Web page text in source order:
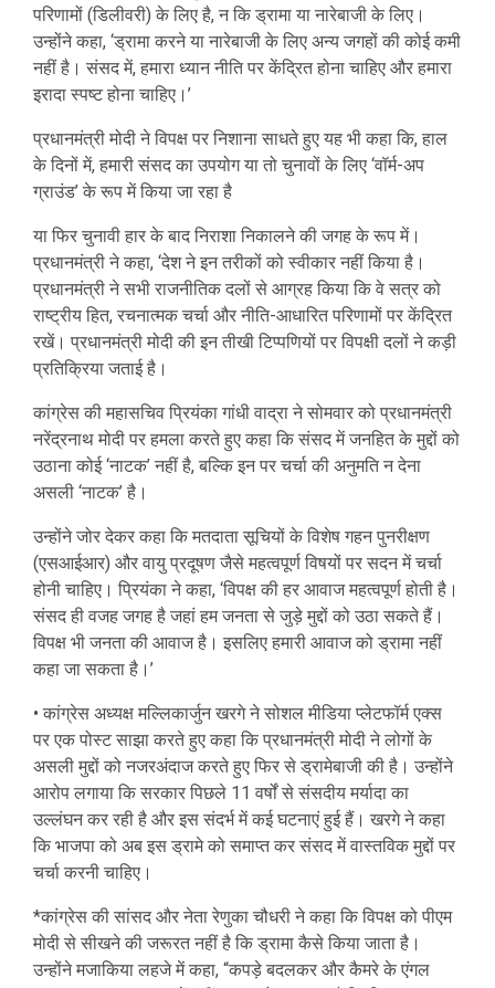
परिणामों (डिलीवरी) के लिए है, न कि ड्रामा या नारेबाजी के लिए।
उन्होंने कहा, ‘ड्रामा करने या नारेबाजी के लिए अन्य जगहों की कोई कमी
नहीं है। संसद में, हमारा ध्यान नीति पर केंद्रित होना चाहिए और हमारा
इरादा स्पष्ट होना चाहिए।’
प्रधानमंत्री मोदी ने विपक्ष पर निशाना साधते हुए यह भी कहा कि, हाल
के दिनों में, हमारी संसद का उपयोग या तो चुनावों के लिए ‘वॉर्म-अप
ग्राउंड’ के रूप में किया जा रहा है
या फिर चुनावी हार के बाद निराशा निकालने की जगह के रूप में।
प्रधानमंत्री ने कहा, ‘देश ने इन तरीकों को स्वीकार नहीं किया है।
प्रधानमंत्री ने सभी राजनीतिक दलों से आग्रह किया कि वे सत्र को
राष्ट्रीय हित, रचनात्मक चर्चा और नीति-आधारित परिणामों पर केंद्रित
रखें। प्रधानमंत्री मोदी की इन तीखी टिप्पणियों पर विपक्षी दलों ने कड़ी
प्रतिक्रिया जताई है।
कांग्रेस की महासचिव प्रियंका गांधी वाद्रा ने सोमवार को प्रधानमंत्री
नरेंद्रनाथ मोदी पर हमला करते हुए कहा कि संसद में जनहित के मुद्दों को
उठाना कोई ‘नाटक’ नहीं है, बल्कि इन पर चर्चा की अनुमति न देना
असली ‘नाटक’ है।
उन्होंने जोर देकर कहा कि मतदाता सूचियों के विशेष गहन पुनरीक्षण
(एसआईआर) और वायु प्रदूषण जैसे महत्वपूर्ण विषयों पर सदन में चर्चा
होनी चाहिए। प्रियंका ने कहा, ‘विपक्ष की हर आवाज महत्वपूर्ण होती है।
संसद ही वजह जगह है जहां हम जनता से जुड़े मुद्दों को उठा सकते हैं।
विपक्ष भी जनता की आवाज है। इसलिए हमारी आवाज को ड्रामा नहीं
कहा जा सकता है।’
• कांग्रेस अध्यक्ष मल्लिकार्जुन खरगे ने सोशल मीडिया प्लेटफॉर्म एक्स
पर एक पोस्ट साझा करते हुए कहा कि प्रधानमंत्री मोदी ने लोगों के
असली मुद्दों को नजरअंदाज करते हुए फिर से ड्रामेबाजी की है। उन्होंने
आरोप लगाया कि सरकार पिछले 11 वर्षों से संसदीय मर्यादा का
उल्लंघन कर रही है और इस संदर्भ में कई घटनाएं हुई हैं। खरगे ने कहा
कि भाजपा को अब इस ड्रामे को समाप्त कर संसद में वास्तविक मुद्दों पर
चर्चा करनी चाहिए।
*कांग्रेस की सांसद और नेता रेणुका चौधरी ने कहा कि विपक्ष को पीएम
मोदी से सीखने की जरूरत नहीं है कि ड्रामा कैसे किया जाता है।
उन्होंने मजाकिया लहजे में कहा, “कपड़े बदलकर और कैमरे के एंगल